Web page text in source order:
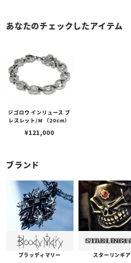
あなたのチェックしたアイテム
ジゴロウ インリュース ブ
レスレット/M （20cm）
¥121,000
ブランド
ブラッディマリー スターリンギア